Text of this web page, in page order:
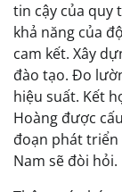
tin cậy của quy
khả năng của
cam kết. Xây
đào tạo. Đo
hiệu suất. Kết
Hoàng được
đoạn phát triển
Nam sẽ đòi hỏi.